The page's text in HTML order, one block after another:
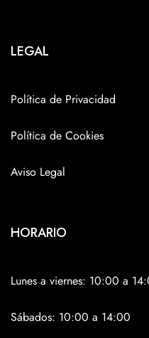
LEGAL
Política de Privacidad
Política de Cookies
Aviso Legal
HORARIO
Lunes a viernes: 10:00 a
Sábados: 10:00 a 14:00